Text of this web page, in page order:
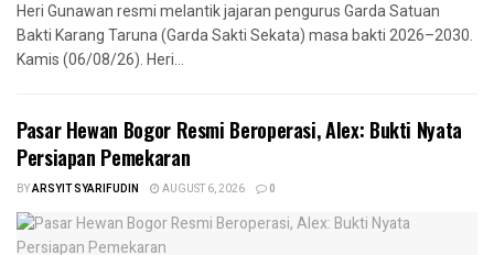
Heri Gunawan resmi melantik jajaran pengurus Garda Satuan
Bakti Karang Taruna (Garda Sakti Sekata) masa bakti 2026–2030.
Kamis (06/08/26). Heri...
Pasar Hewan Bogor Resmi Beroperasi, Alex: Bukti Nyata
Persiapan Pemekaran
BYARSYIT SYARIFUDIN AUGUST 6, 2026 0